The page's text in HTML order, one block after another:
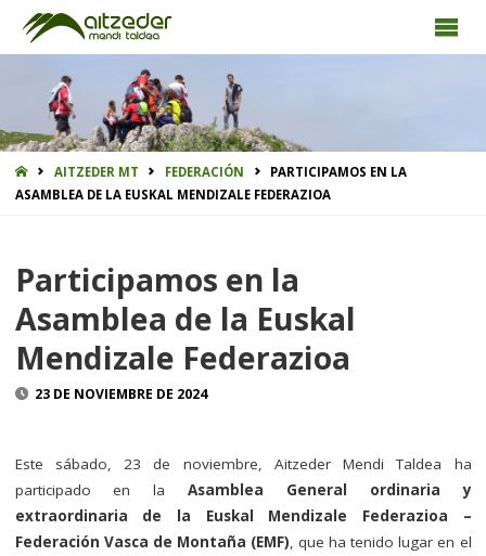
INICIOAITZEDER MT FEDERACIÓN
PARTICIPAMOS EN LA
ASAMBLEA DE LA EUSKAL MENDIZALE FEDERAZIOA
Participamos en la
Asamblea de la Euskal
Mendizale Federazioa
23 DE NOVIEMBRE DE 2024
Este sábado, 23 de noviembre, Aitzeder Mendi Taldea ha
participado en la Asamblea General ordinaria y
extraordinaria de la Euskal Mendizale Federazioa –
Federación Vasca de Montaña (EMF) , que ha tenido lugar en el